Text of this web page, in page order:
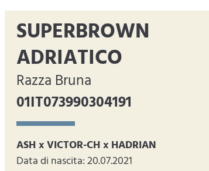
SUPERBROWN
ADRIATICO
Razza Bruna
01IT073990304191
ASH x VICTOR-CH x HADRIAN
Data di nascita: 20.07.2021